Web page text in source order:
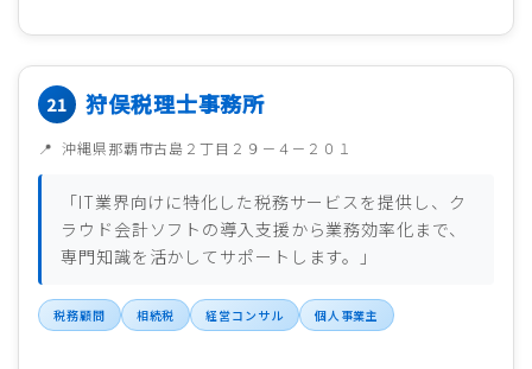
狩俣税理士事務所
沖縄県那覇市古島２丁目２９－４－２０１
「IT業界向けに特化した税務サービスを提供し、ク
ラウド会計ソフトの導入支援から業務効率化まで、
専門知識を活かしてサポートします。」
税務顧問 相続税 経営コンサル 個人事業主